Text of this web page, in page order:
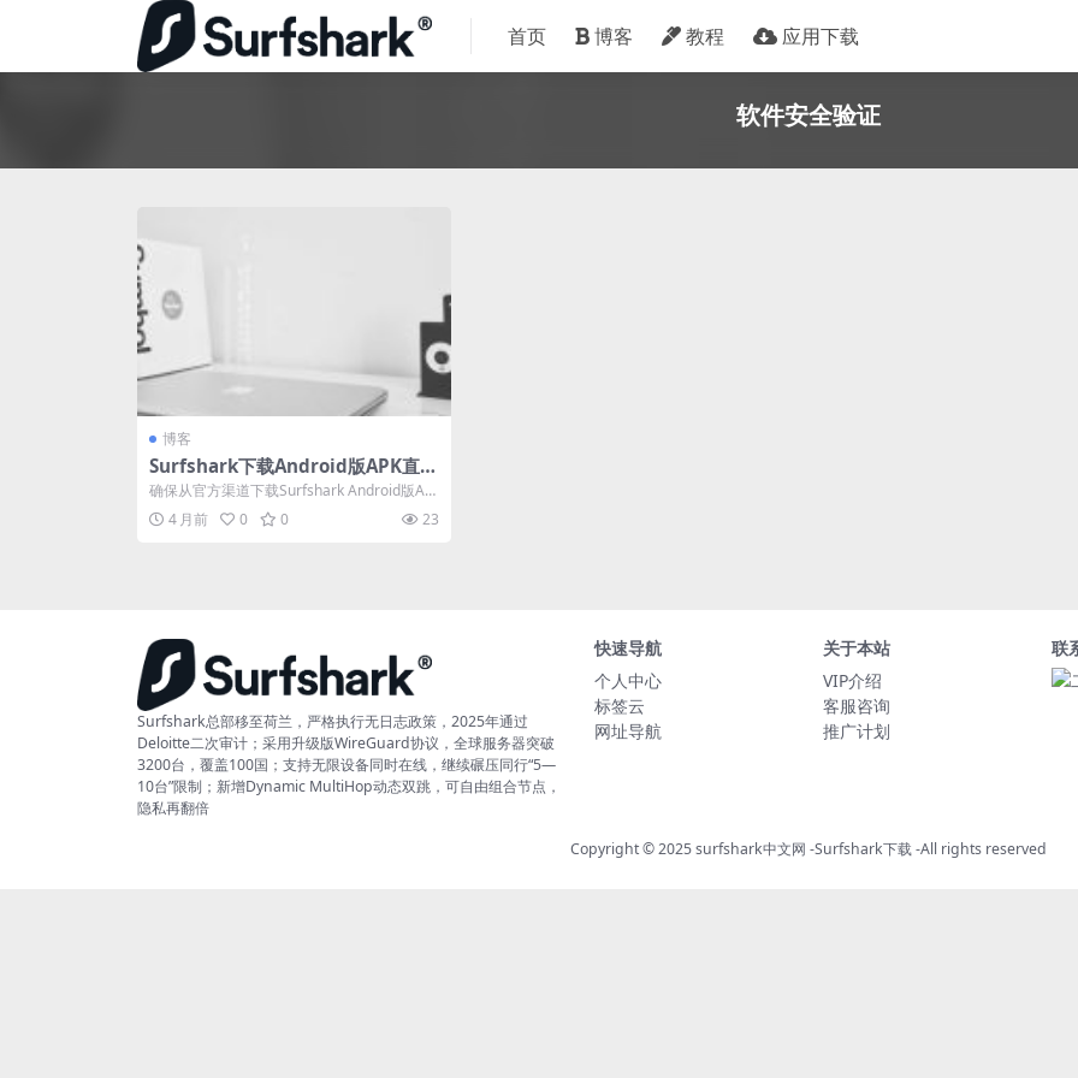
首页 博客 教程 应用下载
软件安全验证
博客
Surfshark下载Android版APK直装
包安全检测
确保从官方渠道下载Surfshark Android版AP
K是保障安全的关键。本...
4 月前 0 0 23
Surfshark总部移至荷兰，严格执行无日志政策，2025年通过
Deloitte二次审计；采用升级版WireGuard协议，全球服务器突破
3200台，覆盖100国；支持无限设备同时在线，继续碾压同行“5—
10台”限制；新增Dynamic MultiHop动态双跳，可自由组合节点，
隐私再翻倍
快速导航
个人中心
标签云
网址导航
关于本站
VIP介绍
客服咨询
推广计划
联
Copyright © 2025surfshark中文网 -Surfshark下载-All rights reserved